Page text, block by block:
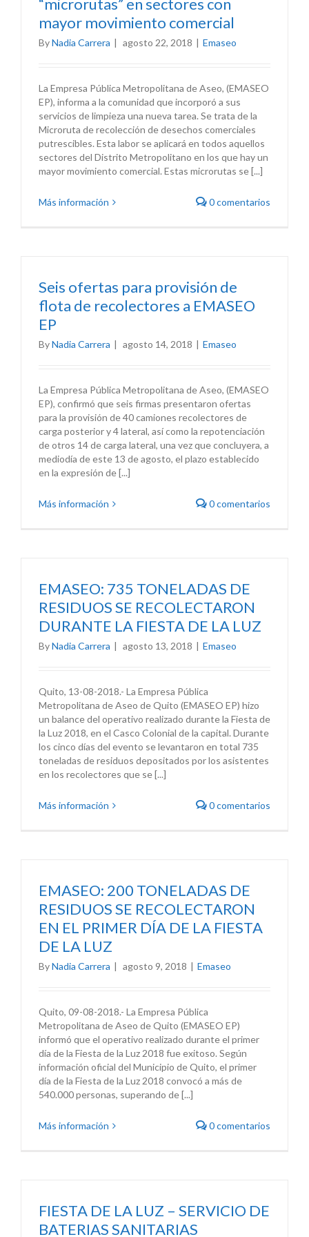
“microrutas” en sectores con
mayor movimiento comercial
ByNadia Carrera | agosto 22, 2018 | Emaseo
La Empresa Pública Metropolitana de Aseo, (EMASEO
EP), informa a la comunidad que incorporó a sus
servicios de limpieza una nueva tarea. Se trata de la
Microruta de recolección de desechos comerciales
putrescibles. Esta labor se aplicará en todos aquellos
sectores del Distrito Metropolitano en los que hay un
mayor movimiento comercial. Estas microrutas se [...]
Más información 0 comentarios
Seis ofertas para provisión de
flota de recolectores a EMASEO
EP
ByNadia Carrera | agosto 14, 2018 | Emaseo
La Empresa Pública Metropolitana de Aseo, (EMASEO
EP), confirmó que seis firmas presentaron ofertas
para la provisión de 40 camiones recolectores de
carga posterior y 4 lateral, así como la repotenciación
de otros 14 de carga lateral, una vez que concluyera, a
mediodía de este 13 de agosto, el plazo establecido
en la expresión de [...]
Más información 0 comentarios
EMASEO: 735 TONELADAS DE
RESIDUOS SE RECOLECTARON
DURANTE LA FIESTA DE LA LUZ
ByNadia Carrera | agosto 13, 2018 | Emaseo
Quito, 13-08-2018.- La Empresa Pública
Metropolitana de Aseo de Quito (EMASEO EP) hizo
un balance del operativo realizado durante la Fiesta de
la Luz 2018, en el Casco Colonial de la capital. Durante
los cinco días del evento se levantaron en total 735
toneladas de residuos depositados por los asistentes
en los recolectores que se [...]
Más información 0 comentarios
EMASEO: 200 TONELADAS DE
RESIDUOS SE RECOLECTARON
EN EL PRIMER DÍA DE LA FIESTA
DE LA LUZ
ByNadia Carrera | agosto 9, 2018 | Emaseo
Quito, 09-08-2018.- La Empresa Pública
Metropolitana de Aseo de Quito (EMASEO EP)
informó que el operativo realizado durante el primer
día de la Fiesta de la Luz 2018 fue exitoso. Según
información oficial del Municipio de Quito, el primer
día de la Fiesta de la Luz 2018 convocó a más de
540.000 personas, superando de [...]
Más información 0 comentarios
FIESTA DE LA LUZ – SERVICIO DE
BATERIAS SANITARIAS